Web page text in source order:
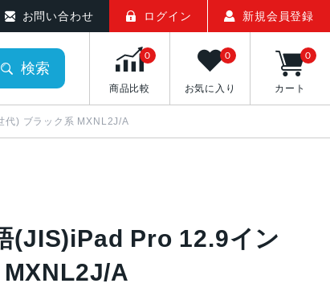
モバマーケット
お問い合わせ ログイン 新規会員登録
検索
商品比較
0
お気に入り
0
カート
0
) ブラック系 MXNL2J/A
Pro 12.9イン
A